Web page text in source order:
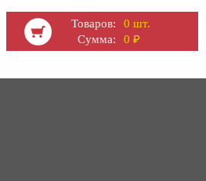
Товаров:
0 шт.
Сумма:
0 ₽